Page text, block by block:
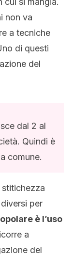
non va
a tecniche
di questi
del
dal 2 al
Quindi è
comune.
stitichezza
per
è l’uso
a
del